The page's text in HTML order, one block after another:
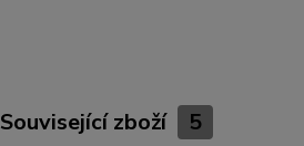
Související zboží 5